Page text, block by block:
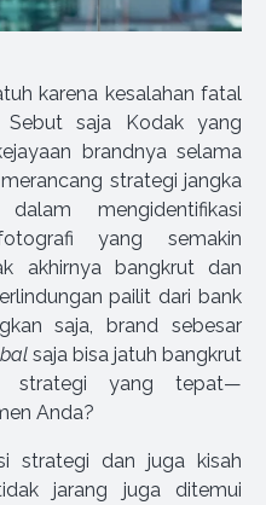
karena kesalahan fatal
Sebut saja Kodak yang
brandnya selama
strategi jangka
mengidentifikasi
yang semakin
akhirnya bangkrut dan
pailit dari bank
saja, brand sebesar
saja bisa jatuh bangkrut
strategi yang tepat—
Anda?
strategi dan juga kisah
jarang juga ditemui